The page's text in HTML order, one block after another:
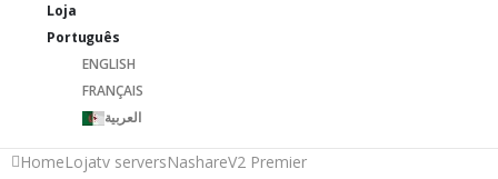
Loja
Português
ENGLISH
FRANÇAIS
العربية
HomeLojatv serversNashareV2 Premier